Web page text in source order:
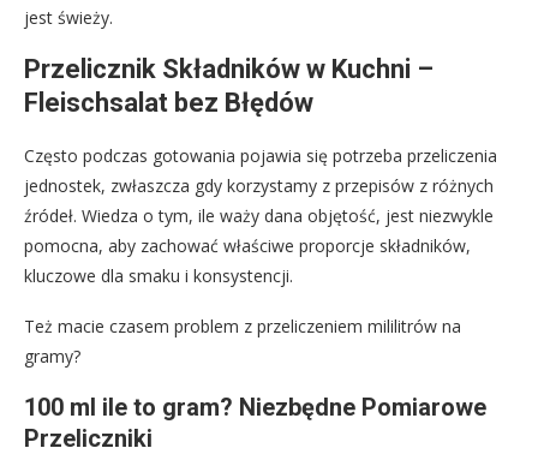
jest świeży.
Przelicznik Składników w Kuchni –
Fleischsalat bez Błędów
Często podczas gotowania pojawia się potrzeba przeliczenia
jednostek, zwłaszcza gdy korzystamy z przepisów z różnych
źródeł. Wiedza o tym, ile waży dana objętość, jest niezwykle
pomocna, aby zachować właściwe proporcje składników,
kluczowe dla smaku i konsystencji.
Też macie czasem problem z przeliczeniem mililitrów na
gramy?
100 ml ile to gram? Niezbędne Pomiarowe
Przeliczniki